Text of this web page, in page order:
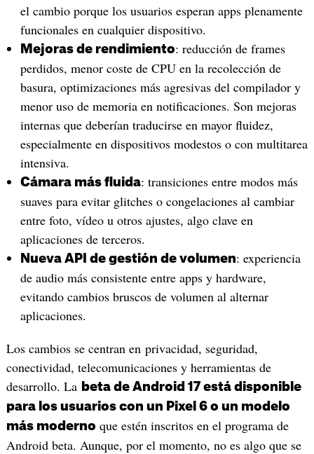
el cambio porque los usuarios esperan apps plenamente
funcionales en cualquier dispositivo.
Mejoras de rendimiento: reducción de frames
perdidos, menor coste de CPU en la recolección de
basura, optimizaciones más agresivas del compilador y
menor uso de memoria en notificaciones. Son mejoras
internas que deberían traducirse en mayor fluidez,
especialmente en dispositivos modestos o con multitarea
intensiva.
Cámara más fluida: transiciones entre modos más
suaves para evitar glitches o congelaciones al cambiar
entre foto, vídeo u otros ajustes, algo clave en
aplicaciones de terceros.
Nueva API de gestión de volumen: experiencia
de audio más consistente entre apps y hardware,
evitando cambios bruscos de volumen al alternar
aplicaciones.
Los cambios se centran en privacidad, seguridad,
conectividad, telecomunicaciones y herramientas de
desarrollo. La beta de Android 17 está disponible
para los usuarios con un Pixel 6 o un modelo
más moderno que estén inscritos en el programa de
Android beta. Aunque, por el momento, no es algo que se